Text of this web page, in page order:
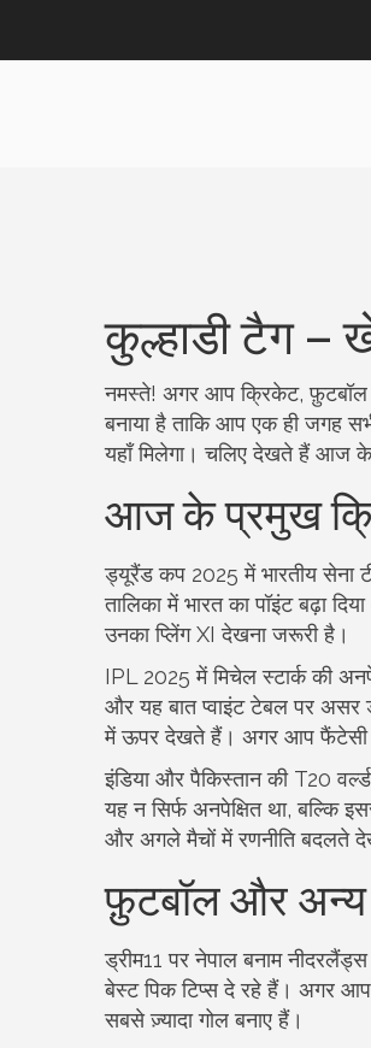
कुल्हाडी टैग –
नमस्ते! अगर आप क्रिकेट, फ़ुटबॉल
बनाया है ताकि आप एक ही जगह
यहाँ मिलेगा। चलिए देखते हैं आज
आज के प्रमुख
ड्यूरैंड कप 2025 में भारतीय सेना
तालिका में भारत का पॉइंट बढ़ा
उनका प्लेिंग XI देखना जरूरी है।
IPL 2025 में मिचेल स्टार्क की
और यह बात प्वाइंट टेबल पर असर
में ऊपर देखते हैं। अगर आप फैंटेसी
इंडिया और पैकिस्तान की T20
यह न सिर्फ अनपेक्षित था, बल्कि
और अगले मैचों में रणनीति बदलते
फ़ुटबॉल और अन्य
ड्रीम11 पर नेपाल बनाम
बेस्ट पिक टिप्स दे रहे हैं। अगर आप
सबसे ज़्यादा गोल बनाए हैं।